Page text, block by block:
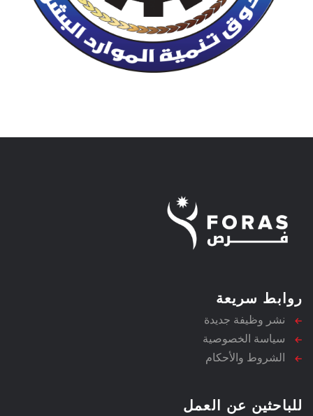
روابط سريعة
نشر وظيفة جديدة
سياسة الخصوصية
الشروط والأحكام
للباحثين عن العمل